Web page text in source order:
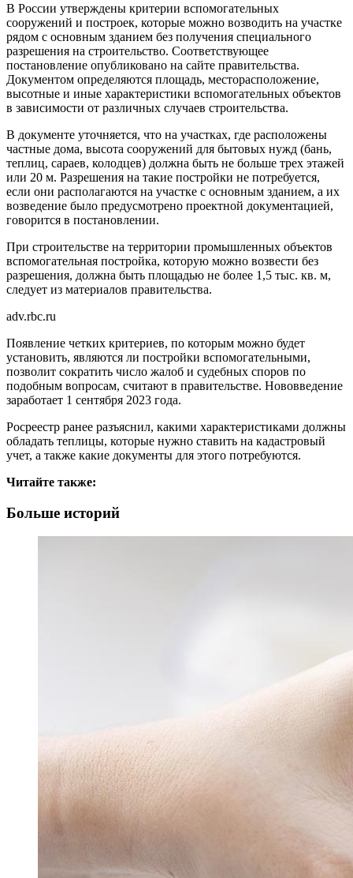
В России утверждены критерии вспомогательных
сооружений и построек, которые можно возводить на участке
рядом с основным зданием без получения специального
разрешения на строительство. Соответствующее
постановление опубликовано на сайте правительства.
Документом определяются площадь, месторасположение,
высотные и иные характеристики вспомогательных объектов
в зависимости от различных случаев строительства.
В документе уточняется, что на участках, где расположены
частные дома, высота сооружений для бытовых нужд (бань,
теплиц, сараев, колодцев) должна быть не больше трех этажей
или 20 м. Разрешения на такие постройки не потребуется,
если они располагаются на участке с основным зданием, а их
возведение было предусмотрено проектной документацией,
говорится в постановлении.
При строительстве на территории промышленных объектов
вспомогательная постройка, которую можно возвести без
разрешения, должна быть площадью не более 1,5 тыс. кв. м,
следует из материалов правительства.
adv.rbc.ru
Появление четких критериев, по которым можно будет
установить, являются ли постройки вспомогательными,
позволит сократить число жалоб и судебных споров по
подобным вопросам, считают в правительстве. Нововведение
заработает 1 сентября 2023 года.
Росреестр ранее разъяснил, какими характеристиками должны
обладать теплицы, которые нужно ставить на кадастровый
учет, а также какие документы для этого потребуются.
Читайте также:
Больше историй